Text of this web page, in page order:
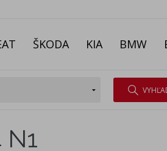
ŠKODA KIA BMW
N1